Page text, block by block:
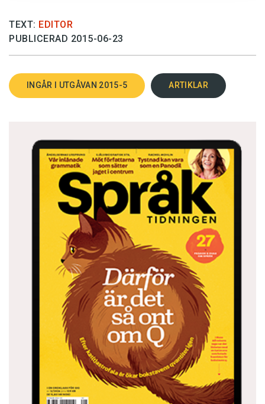
TEXT: EDITOR
PUBLICERAD 2015-06-23
INGÅR I UTGÅVAN 2015-5 ARTIKLAR